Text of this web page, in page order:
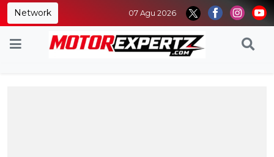
Network 07 Agu 2026